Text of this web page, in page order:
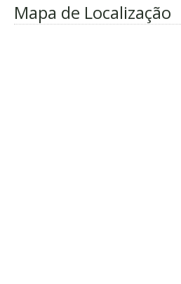
Mapa de Localização